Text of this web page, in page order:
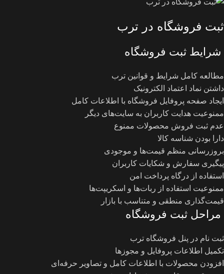
ثبت فروشگاه در ترب
شرایط ثبت فروشگاه
مطالعه کامل شرایط و قوانین ترب
داشتن نماد اعتماد الکترونیک
ایجاد صفحه پروفایل فروشگاه با اطلاعات کامل
ممنوعیت هدایت کاربران به سایت‌های دیگر
عدم ثبت فروش محصولات ممنوع
دارا بودن شناسه کالا
بروزرسانی منظم قیمت‌ها و موجودی
پیگیری سفارش و شکایات کاربران
استفاده از درگاه پرداخت امن
ممنوعیت استفاده از ربات‌ها و اسکریپت‌ها
قیمت‌گذاری منطقی و متناسب با بازار
مراحل ثبت فروشگاه
ثبت نام در پنل فروشگاه ترب
تکمیل اطلاعات پروفایل و مجوزها
افزودن محصولات با اطلاعات کامل و تصاویر حرفه‌ای